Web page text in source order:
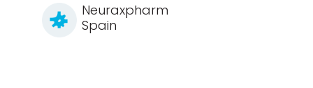
Neuraxpharm
Spain